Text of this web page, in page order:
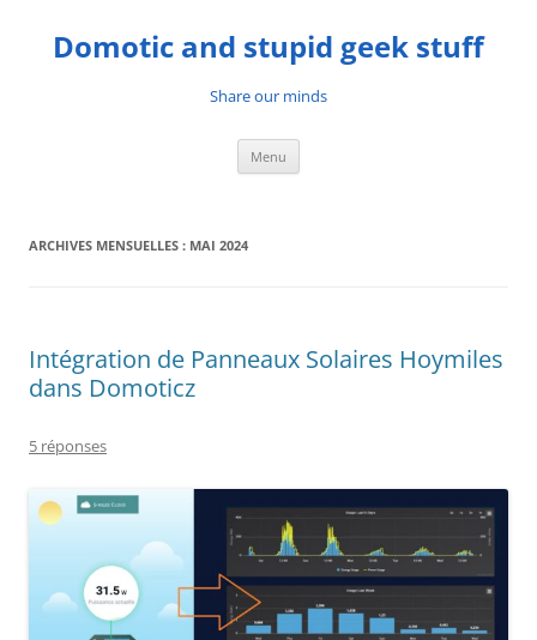
contenu
Domotic and stupid geek stuff
Share our minds
Menu
ARCHIVES MENSUELLES : MAI 2024
Intégration de Panneaux Solaires Hoymiles
dans Domoticz
5 réponses